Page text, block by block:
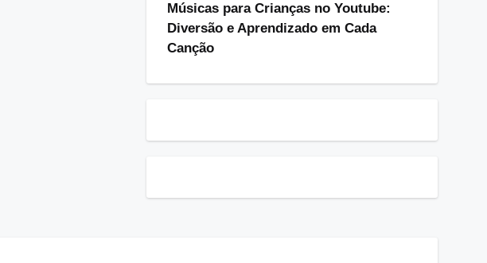
Músicas para Crianças no Youtube:
Diversão e Aprendizado em Cada
Canção